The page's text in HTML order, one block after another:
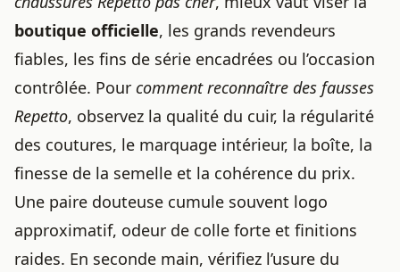
boutique officielle, les grands revendeurs
fiables, les fins de série encadrées ou l’occasion
contrôlée. Pour comment reconnaître des fausses
Repetto, observez la qualité du cuir, la régularité
des coutures, le marquage intérieur, la boîte, la
finesse de la semelle et la cohérence du prix.
Une paire douteuse cumule souvent logo
approximatif, odeur de colle forte et finitions
raides. En seconde main, vérifiez l’usure du